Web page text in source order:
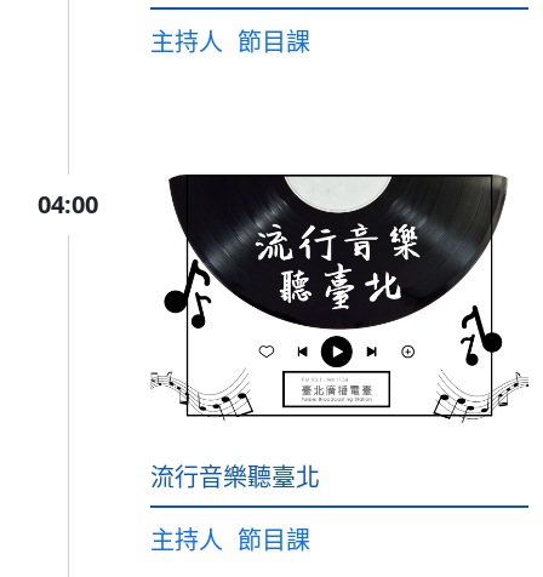
主持人 節目課
04:00
流行音樂聽臺北
主持人 節目課